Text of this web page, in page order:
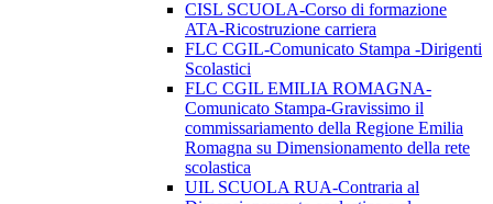
CISL SCUOLA-Corso di formazione
ATA-Ricostruzione carriera
FLC CGIL-Comunicato Stampa -Dirigenti
Scolastici
FLC CGIL EMILIA ROMAGNA-
Comunicato Stampa-Gravissimo il
commissariamento della Regione Emilia
Romagna su Dimensionamento della rete
scolastica
UIL SCUOLA RUA-Contraria al